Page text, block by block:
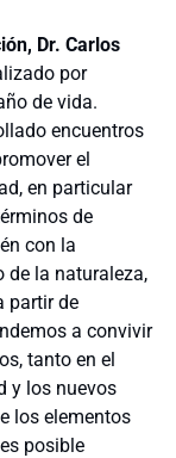
Dr. Carlos
por
de vida.
encuentros
el
en particular
de
con la
de la naturaleza,
partir de
a convivir
tanto en el
y los nuevos
los elementos
posible